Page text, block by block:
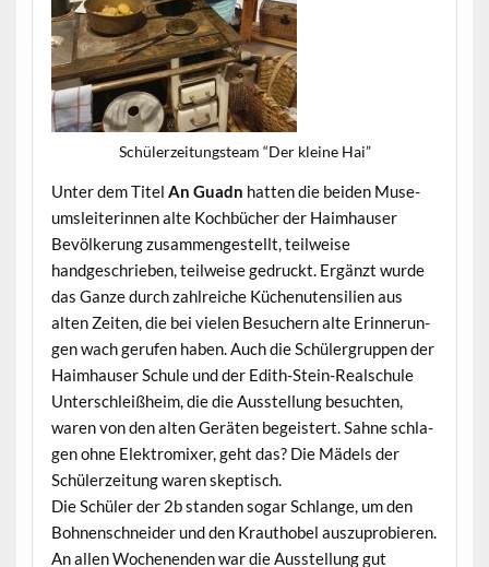
Schülerzeitung­steam “Der kleine Hai”
Unter dem Titel An Guadn hat­ten die bei­den Muse­
um­slei­t­erin­nen alte Kochbüch­er der Haimhauser
Bevölkerung zusam­mengestellt, teil­weise
handgeschrieben, teil­weise gedruckt. Ergänzt wurde
das Ganze durch zahlre­iche Küchenuten­silien aus
alten Zeit­en, die bei vie­len Besuch­ern alte Erin­nerun­
gen wach gerufen haben. Auch die Schü­ler­grup­pen der
Haimhauser Schule und der Edith-Stein-Realschule
Unter­schleißheim, die die Ausstel­lung besucht­en,
waren von den alten Geräten begeis­tert. Sahne schla­
gen ohne Elek­tro­mix­er, geht das? Die Mädels der
Schülerzeitung waren skeptisch.
Die Schüler der 2b standen sog­ar Schlange, um den
Bohnen­schnei­der und den Krautho­bel auszuprobieren.
An allen Woch­enen­den war die Ausstel­lung gut